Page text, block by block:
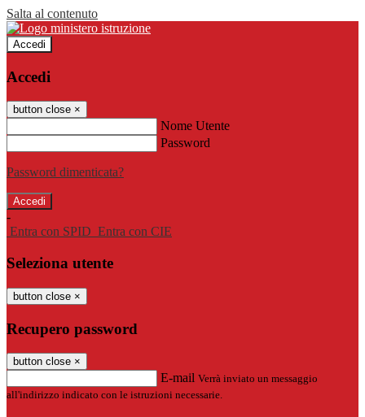
Salta al contenuto
Accedi
Accedi
button close ×
Nome Utente
Password
Password dimenticata?
-
Entra con SPID Entra con CIE
Seleziona utente
button close ×
Recupero password
button close ×
E-mail Verrà inviato un messaggio
all'indirizzo indicato con le istruzioni necessarie.